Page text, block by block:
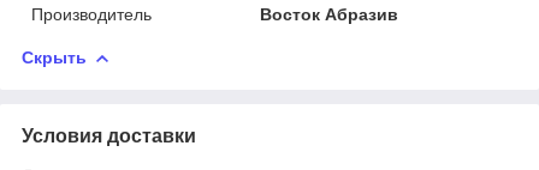
Производитель
Восток Абразив
Скрыть
Условия доставки